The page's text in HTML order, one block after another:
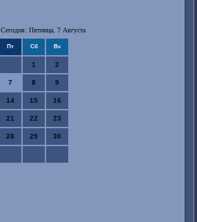
Сегодня: Пятница, 7 Августа
Пт Сб Вс
1 2
7 8 9
14 15 16
21 22 23
28 29 30